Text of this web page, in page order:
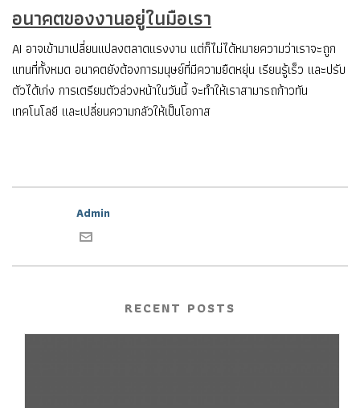
อนาคตของงานอยู่ในมือเรา
AI อาจเข้ามาเปลี่ยนแปลงตลาดแรงงาน แต่ก็ไม่ได้หมายความว่าเราจะถูก
แทนที่ทั้งหมด อนาคตยังต้องการมนุษย์ที่มีความยืดหยุ่น เรียนรู้เร็ว และปรับ
ตัวได้เก่ง การเตรียมตัวล่วงหน้าในวันนี้ จะทำให้เราสามารถก้าวทัน
เทคโนโลยี และเปลี่ยนความกลัวให้เป็นโอกาส
Admin
RECENT POSTS